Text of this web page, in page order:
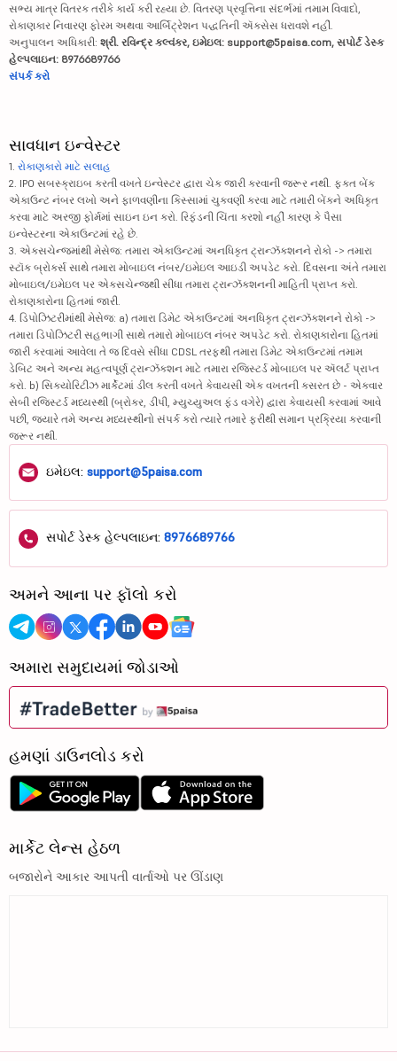
સભ્ય માત્ર વિતરક તરીકે કાર્ય કરી રહ્યા છે. વિતરણ પ્રવૃત્તિના સંદર્ભમાં તમામ વિવાદો,
રોકાણકાર નિવારણ ફોરમ અથવા આર્બિટ્રેશન પદ્ધતિની ઍક્સેસ ધરાવશે નહીં.
અનુપાલન અધિકારી: શ્રી. રવિન્દ્ર કલ્વંકર, ઇમેઇલ: support@5paisa.com, સપોર્ટ ડેસ્ક
હેલ્પલાઇન: 8976689766
સંપર્ક કરો
સાવધાન ઇન્વેસ્ટર
1. રોકાણકારો માટે સલાહ
2. IPO સબસ્ક્રાઇબ કરતી વખતે ઇન્વેસ્ટર દ્વારા ચેક જારી કરવાની જરૂર નથી. ફક્ત બેંક
એકાઉન્ટ નંબર લખો અને ફાળવણીના કિસ્સામાં ચુકવણી કરવા માટે તમારી બેંકને અધિકૃત
કરવા માટે અરજી ફોર્મમાં સાઇન ઇન કરો. રિફંડની ચિંતા કરશો નહીં કારણ કે પૈસા
ઇન્વેસ્ટરના એકાઉન્ટમાં રહે છે.
3. એક્સચેન્જમાંથી મેસેજ: તમારા એકાઉન્ટમાં અનધિકૃત ટ્રાન્ઝૅક્શનને રોકો -> તમારા
સ્ટૉક બ્રોકર્સ સાથે તમારા મોબાઇલ નંબર/ઇમેઇલ આઇડી અપડેટ કરો. દિવસના અંતે તમારા
મોબાઇલ/ઇમેઇલ પર એક્સચેન્જથી સીધા તમારા ટ્રાન્ઝૅક્શનની માહિતી પ્રાપ્ત કરો.
રોકાણકારોના હિતમાં જારી.
4. ડિપોઝિટરીમાંથી મેસેજ: a) તમારા ડિમેટ એકાઉન્ટમાં અનધિકૃત ટ્રાન્ઝૅક્શનને રોકો ->
તમારા ડિપોઝિટરી સહભાગી સાથે તમારો મોબાઇલ નંબર અપડેટ કરો. રોકાણકારોના હિતમાં
જારી કરવામાં આવેલા તે જ દિવસે સીધા CDSL તરફથી તમારા ડિમેટ એકાઉન્ટમાં તમામ
ડેબિટ અને અન્ય મહત્વપૂર્ણ ટ્રાન્ઝૅક્શન માટે તમારા રજિસ્ટર્ડ મોબાઇલ પર ઍલર્ટ પ્રાપ્ત
કરો. b) સિક્યોરિટીઝ માર્કેટમાં ડીલ કરતી વખતે કેવાયસી એક વખતની કસરત છે - એકવાર
સેબી રજિસ્ટર્ડ મધ્યસ્થી (બ્રોકર, ડીપી, મ્યુચ્યુઅલ ફંડ વગેરે) દ્વારા કેવાયસી કરવામાં આવે
પછી, જ્યારે તમે અન્ય મધ્યસ્થીનો સંપર્ક કરો ત્યારે તમારે ફરીથી સમાન પ્રક્રિયા કરવાની
જરૂર નથી.
ઇમેઇલ: support@5paisa.com
સપોર્ટ ડેસ્ક હેલ્પલાઇન: 8976689766
અમને આના પર ફૉલો કરો
અમારા સમુદાયમાં જોડાઓ
હમણાં ડાઉનલોડ કરો
માર્કેટ લેન્સ હેઠળ
બજારોને આકાર આપતી વાર્તાઓ પર ઊંડાણ